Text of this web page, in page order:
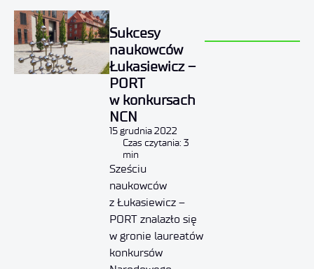
Sukcesy
naukowców
Łukasiewicz –
PORT
w konkursach
NCN
15 grudnia 2022
Czas czytania: 3
min
Sześciu
naukowców
z Łukasiewicz –
PORT znalazło się
w gronie laureatów
konkursów